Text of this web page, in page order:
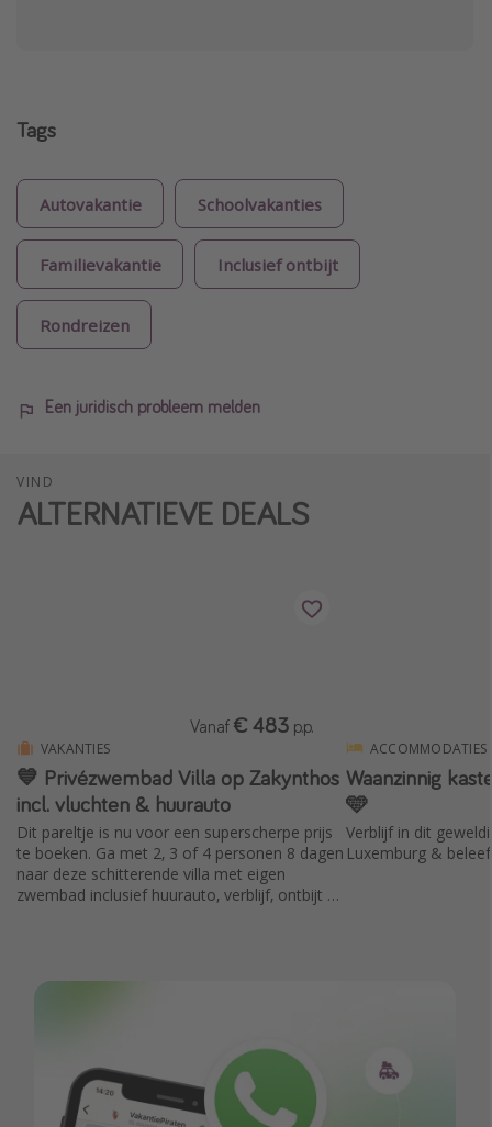
Tags
Autovakantie Schoolvakanties
Familievakantie Inclusief ontbijt
Rondreizen
Een juridisch probleem melden
VIND
ALTERNATIEVE DEALS
VAKANTIES
💙 Privézwembad Villa op Zakynthos
incl. vluchten & huurauto
Dit pareltje is nu voor een superscherpe prijs
te boeken. Ga met 2, 3 of 4 personen 8 dagen
naar deze schitterende villa met eigen
zwembad inclusief huurauto, verblijf, ontbijt &
Vanaf € 483 p.p.
ACCOMMODATIES
Waanzinnig
🩵
Verblijf in dit
Luxemburg &